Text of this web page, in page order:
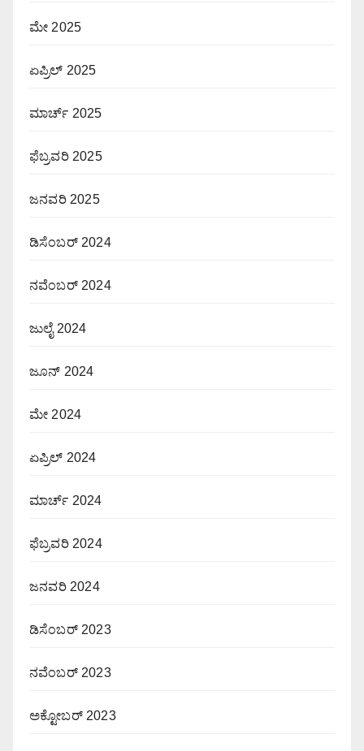
ಮೇ 2025
ಏಪ್ರಿಲ್ 2025
ಮಾರ್ಚ್ 2025
ಫೆಬ್ರವರಿ 2025
ಜನವರಿ 2025
ಡಿಸೆಂಬರ್ 2024
ನವೆಂಬರ್ 2024
ಜುಲೈ 2024
ಜೂನ್ 2024
ಮೇ 2024
ಏಪ್ರಿಲ್ 2024
ಮಾರ್ಚ್ 2024
ಫೆಬ್ರವರಿ 2024
ಜನವರಿ 2024
ಡಿಸೆಂಬರ್ 2023
ನವೆಂಬರ್ 2023
ಅಕ್ಟೋಬರ್ 2023